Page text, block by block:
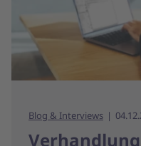
Blog & Interviews